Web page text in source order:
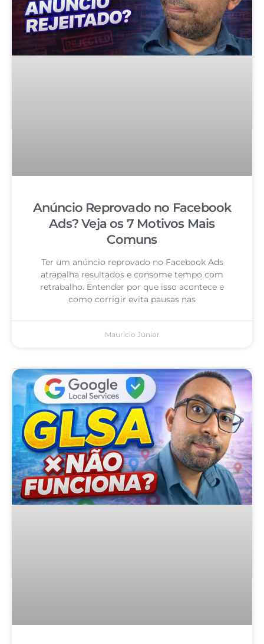
Anúncio Reprovado no Facebook
Ads? Veja os 7 Motivos Mais
Comuns
Ter um anúncio reprovado no Facebook Ads
atrapalha resultados e consome tempo com
retrabalho. Entender por que isso acontece e
como corrigir evita pausas nas
Mauricio Junior